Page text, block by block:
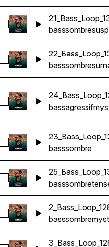
Sélectionnez
basssombre
Sélectionnez
basssombre
Sélectionnez
bassagressif
Sélectionnez
basssombre
Sélectionnez
basssombre
Sélectionnez
basssombre